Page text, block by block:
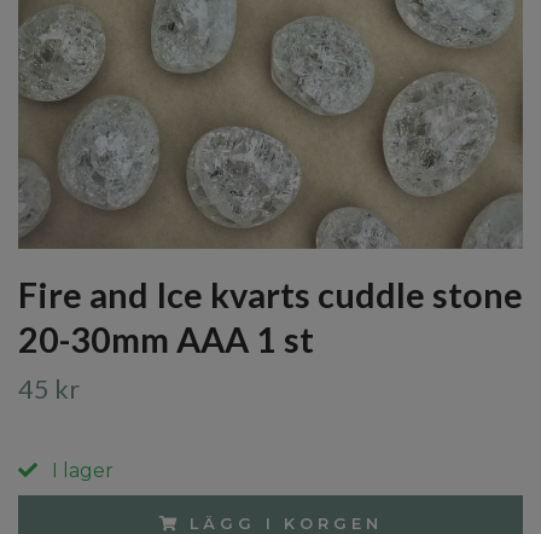
Fire and Ice kvarts cuddle stone
20-30mm AAA 1 st
45 kr
I lager
LÄGG I KORGEN